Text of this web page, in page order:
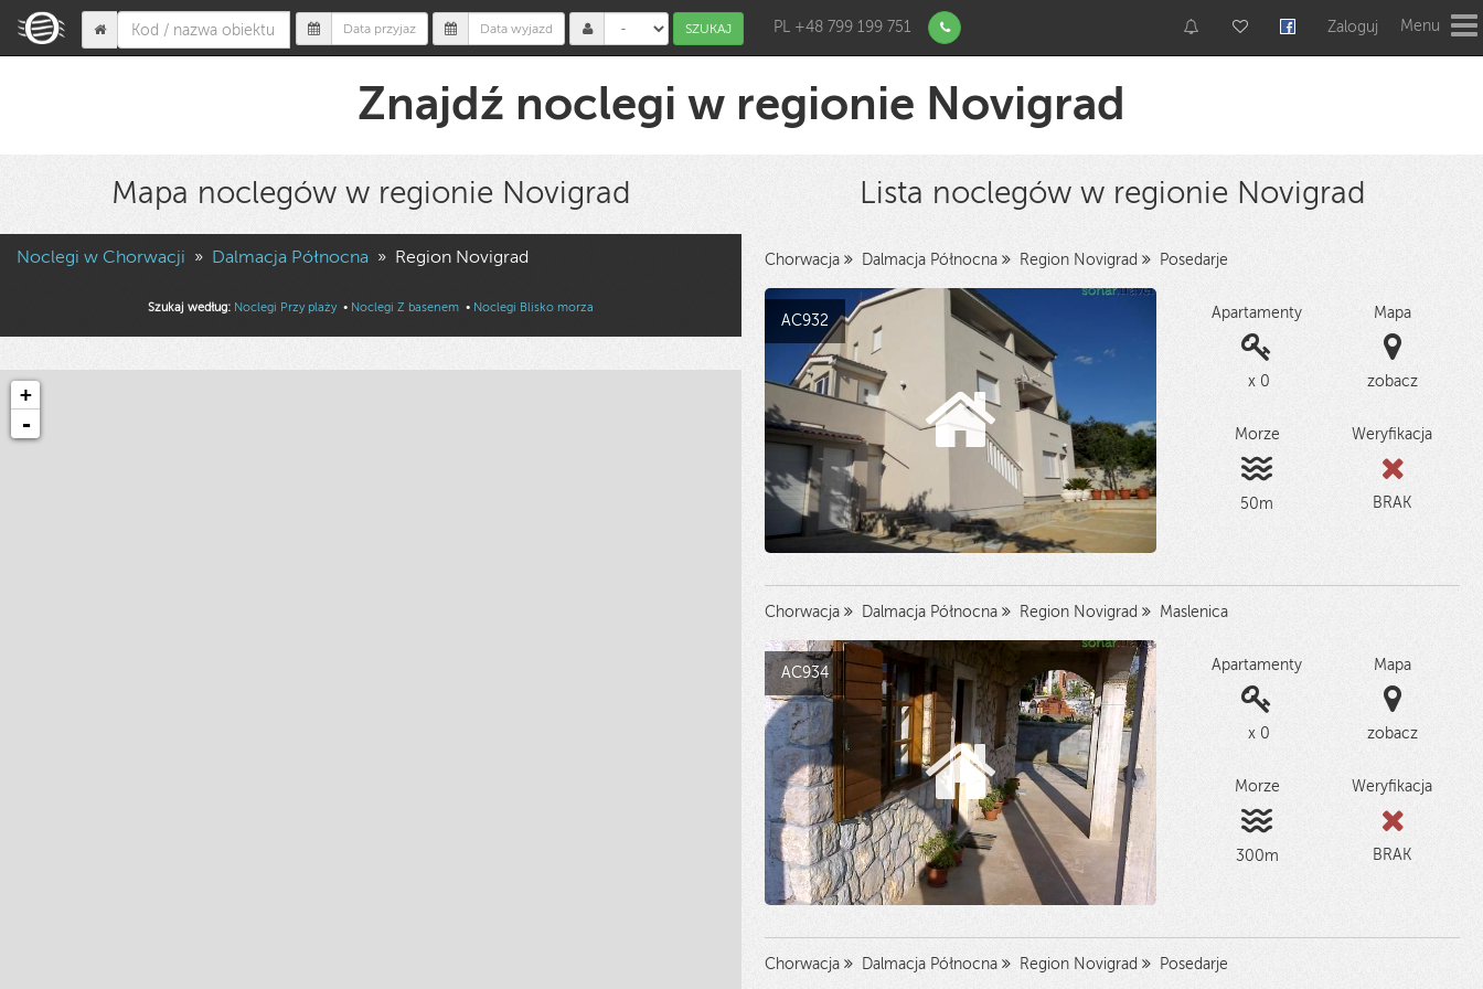
SZUKAJ PL +48 799 199 751 Zaloguj Menu
Znajdź noclegi w regionie Novigrad
Mapa noclegów w regionie Novigrad
Noclegi w Chorwacji » Dalmacja Północna » Region Novigrad
Szukaj według: Noclegi Przy plaży • Noclegi Z basenem • Noclegi Blisko morza
+
-
Lista noclegów w regionie Novigrad
Chorwacja Dalmacja Północna Region Novigrad Posedarje
AC932 Apartamenty
x 0
Mapa
zobacz
Morze
50m
Weryfikacja
BRAK
Chorwacja Dalmacja Północna Region Novigrad Maslenica
AC934 Apartamenty
x 0
Mapa
zobacz
Morze
300m
Weryfikacja
BRAK
Chorwacja Dalmacja Północna Region Novigrad Posedarje